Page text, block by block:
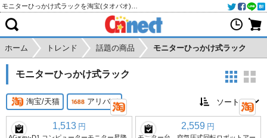
ホーム トレンド 話題の商品 モニターひっかけ式ラック
モニターひっかけ式ラック
淘宝/天猫 アリババ
1,513 円 2,559 円